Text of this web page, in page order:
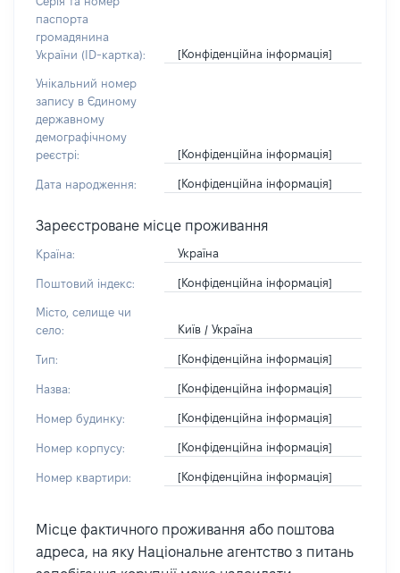
паспорта
громадянина
України (ID-картка):
[Конфіденційна інформація]
Унікальний номер
запису в Єдиному
державному
демографічному
реєстрі:
[Конфіденційна інформація]
Дата народження: [Конфіденційна інформація]
Зареєстроване місце проживання
Країна: Україна
Поштовий індекс: [Конфіденційна інформація]
Місто, селище чи
село:
Київ / Україна
Тип: [Конфіденційна інформація]
Назва: [Конфіденційна інформація]
Номер будинку: [Конфіденційна інформація]
Номер корпусу: [Конфіденційна інформація]
Номер квартири: [Конфіденційна інформація]
Місце фактичного проживання або поштова
адреса, на яку Національне агентство з питань